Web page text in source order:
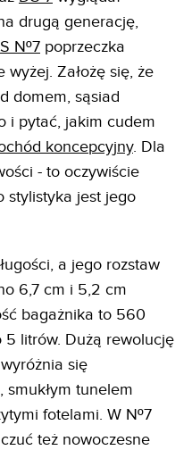
drugą generację,
Nº7 poprzeczka
wyżej. Założę się, że
domem, sąsiad
i pytać, jakim cudem
koncepcyjny. Dla
- to oczywiście
stylistyka jest jego
a jego rozstaw
6,7 cm i 5,2 cm
bagażnika to 560
5 litrów. Dużą rewolucję
się
tunelem
fotelami. W Nº7
też nowoczesne